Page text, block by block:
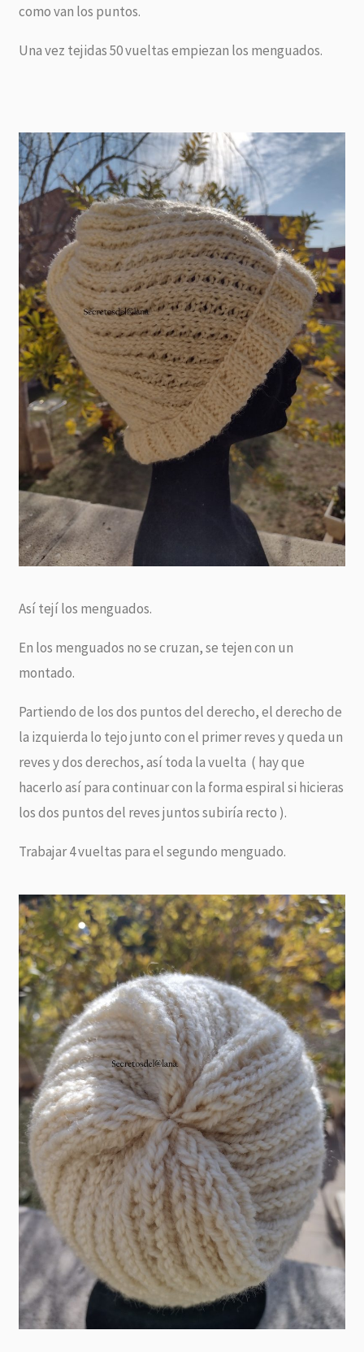
como van los puntos.
Una vez tejidas 50 vueltas empiezan los menguados.
Así tejí los menguados.
En los menguados no se cruzan, se tejen con un
montado.
Partiendo de los dos puntos del derecho, el derecho de
la izquierda lo tejo junto con el primer reves y queda un
reves y dos derechos, así toda la vuelta ( hay que
hacerlo así para continuar con la forma espiral si hicieras
los dos puntos del reves juntos subiría recto ).
Trabajar 4 vueltas para el segundo menguado.